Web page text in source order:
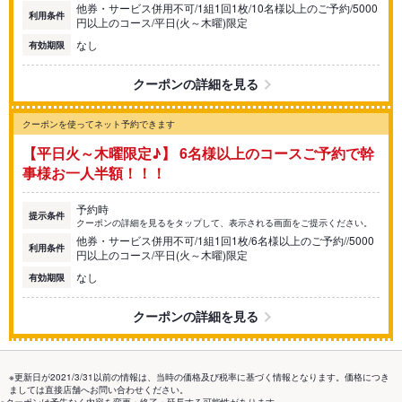
利用条件
他券・サービス併用不可/1組1回1枚/10名様以上のご予約/5000
円以上のコース/平日(火～木曜)限定
有効期限 なし
クーポンの詳細を見る
クーポンを使ってネット予約できます
【平日火～木曜限定♪】 6名様以上のコースご予約で幹
事様お一人半額！！！
提示条件 予約時
クーポンの詳細を見るをタップして、表示される画面をご提示ください。
利用条件
他券・サービス併用不可/1組1回1枚/6名様以上のご予約//5000
円以上のコース/平日(火～木曜)限定
有効期限 なし
クーポンの詳細を見る
※更新日が2021/3/31以前の情報は、当時の価格及び税率に基づく情報となります。価格につき
ましては直接店舗へお問い合わせください。